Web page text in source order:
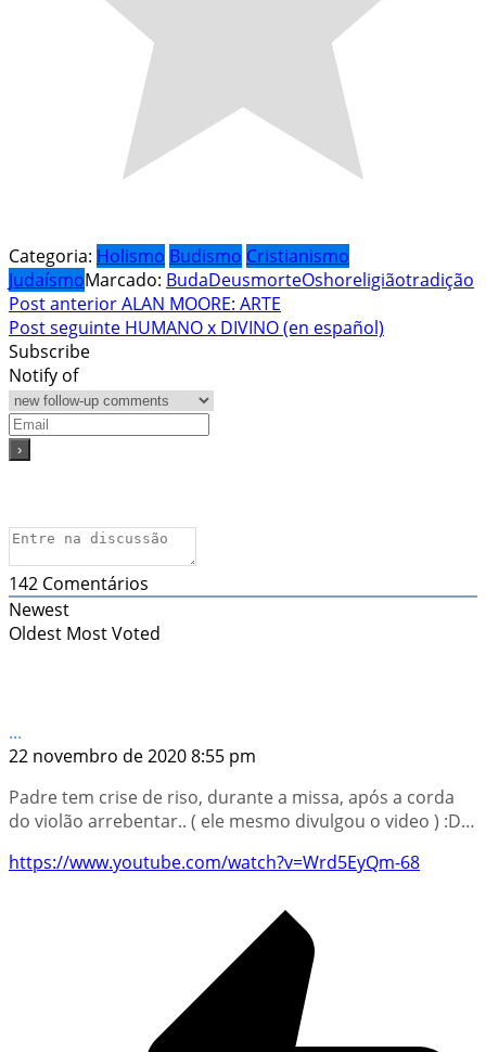
Categoria: Holismo Budismo Cristianismo
JudaísmoMarcado: BudaDeusmorteOshoreligiãotradição
Navegação
de
Post
Post anteriorALAN MOORE: ARTE
Post seguinte HUMANO x DIVINO (en español)
Subscribe
Notify of
142 Comentários
Newest
Oldest Most Voted
...
22 novembro de 2020 8:55 pm
Padre tem crise de riso, durante a missa, após a corda
do violão arrebentar.. ( ele mesmo divulgou o video ) :D…
https://www.youtube.com/watch?v=Wrd5EyQm-68